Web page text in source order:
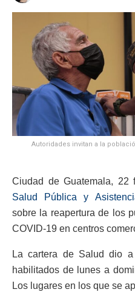
Autoridades invitan a la
Ciudad de Guatemala, 22
Salud Pública y
sobre la reapertura de los
COVID-19 en centros
La cartera de Salud dio
habilitados de lunes a
Los lugares en los que se